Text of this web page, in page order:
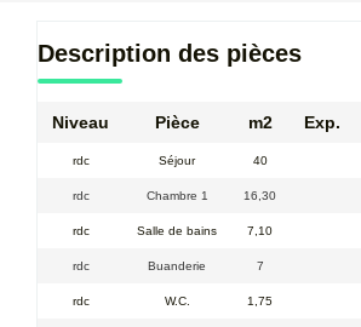
Description des pièces
Niveau Pièce m2 Exp.
rdc Séjour 40
rdc Chambre 1 16,30
rdc Salle de bains 7,10
rdc Buanderie 7
rdc W.C. 1,75